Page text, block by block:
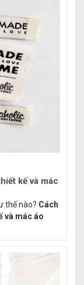
kế và mác
thế nào? Cách
và mác áo